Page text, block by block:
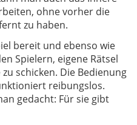
ohne vorher die
zu haben.
bereit und ebenso wie
Spielern, eigene Rätsel
schicken. Die Bedienung
reibungslos.
gedacht: Für sie gibt